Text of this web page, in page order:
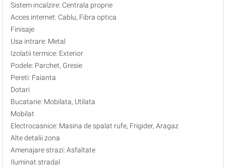
Sistem incalzire: Centrala proprie
Acces internet: Cablu, Fibra optica
Finisaje
Usa intrare: Metal
Izolatii termice: Exterior
Podele: Parchet, Gresie
Pereti: Faianta
Dotari
Bucatarie: Mobilata, Utilata
Mobilat
Electrocasnice: Masina de spalat rufe, Frigider, Aragaz
Alte detalii zona
Amenajare strazi: Asfaltate
Iluminat stradal